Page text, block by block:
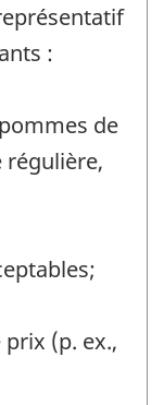
:
de
régulière,
(p. ex.,